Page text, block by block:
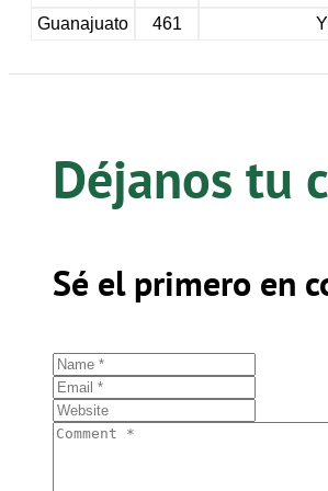
Guanajuato
461
Déjanos tu
Sé el primero en